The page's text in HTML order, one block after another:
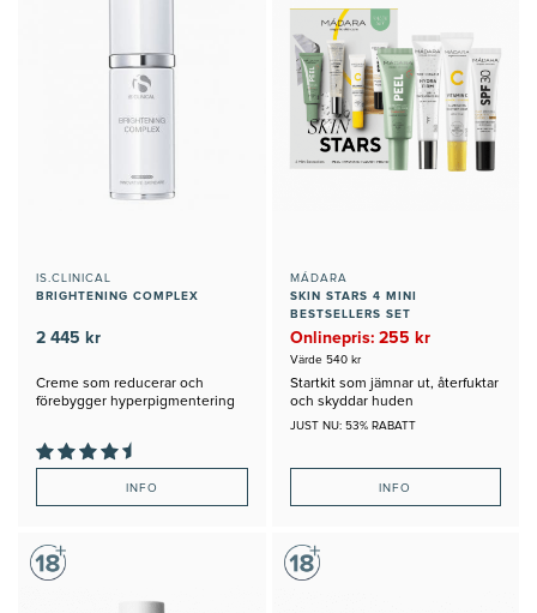
IS.CLINICAL
BRIGHTENING COMPLEX
2 445 kr
Creme som reducerar och
förebygger hyperpigmentering
INFO
MÁDARA
SKIN STARS 4 MINI
BESTSELLERS SET
Onlinepris: 255 kr
Värde 540 kr
Startkit som jämnar ut, återfuktar
och skyddar huden
JUST NU: 53% RABATT
INFO